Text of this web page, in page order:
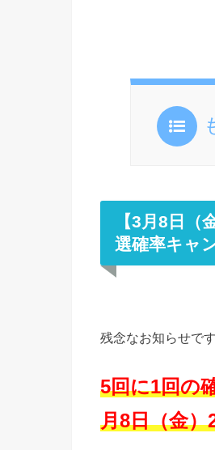
【3月8日
選確率キャ
残念なお知らせです
5回に1回の
月8日（金）